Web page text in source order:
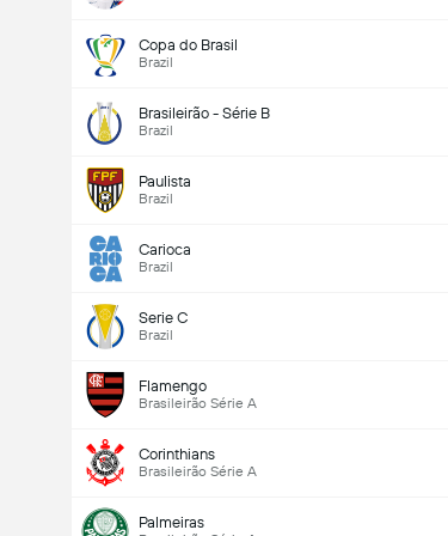
Copa do Brasil
Brazil
Brasileirão - Série B
Brazil
Paulista
Brazil
Carioca
Brazil
Serie C
Brazil
Flamengo
Brasileirão Série A
Corinthians
Brasileirão Série A
Palmeiras